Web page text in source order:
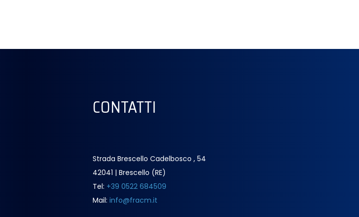
CONTATTI
Strada Brescello Cadelbosco , 54
42041 | Brescello (RE)
Tel: +39 0522 684509
Mail:info@fracm.it